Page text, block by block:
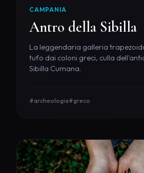
CAMPANIA
Antro della Sibilla
La leggendaria galleria
tufo dai coloni greci, culla
Sibilla Cumana.
#archeologia#greco